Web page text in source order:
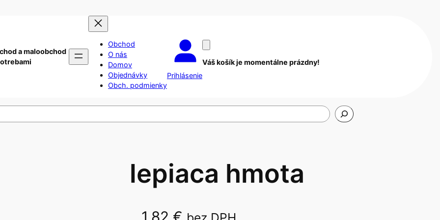
a maloobchod
Obchod
O nás
Domov
Objednávky
Obch. podmienky
Prihlásenie
Váš košík je momentálne prázdny!
lepiaca hmota